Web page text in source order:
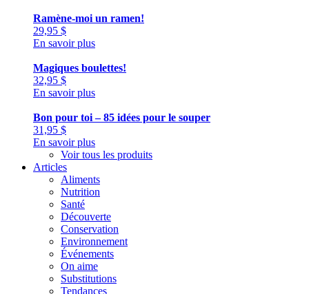
Ramène-moi un ramen!
29,95 $
En savoir plus
Magiques boulettes!
32,95 $
En savoir plus
Bon pour toi – 85 idées pour le souper
31,95 $
En savoir plus
Voir tous les produits
Articles
Aliments
Nutrition
Santé
Découverte
Conservation
Environnement
Événements
On aime
Substitutions
Tendances